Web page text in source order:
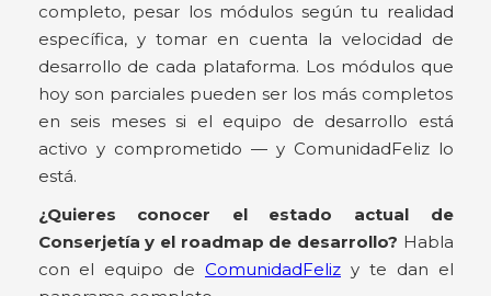
completo, pesar los módulos según tu realidad
específica, y tomar en cuenta la velocidad de
desarrollo de cada plataforma. Los módulos que
hoy son parciales pueden ser los más completos
en seis meses si el equipo de desarrollo está
activo y comprometido — y ComunidadFeliz lo
está.
¿Quieres conocer el estado actual de
Conserjetía y el roadmap de desarrollo? Habla
con el equipo de ComunidadFeliz y te dan el